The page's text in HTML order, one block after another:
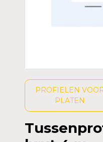
PROFIELEN
PLATEN